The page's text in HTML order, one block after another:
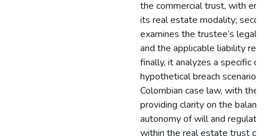
the commercial trust, with
its real estate modality;
examines the trustee’s legal
and the applicable liability
finally, it analyzes a specific
hypothetical breach scenarios
Colombian case law, with the
providing clarity on the
autonomy of will and
within the real estate trust